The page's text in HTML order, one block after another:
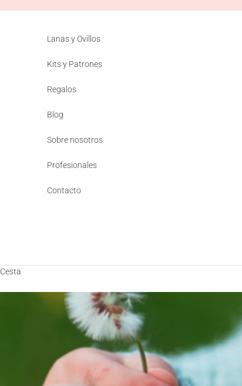
Lanas y Ovillos
Kits y Patrones
Regalos
Blog
Sobre nosotros
Profesionales
Contacto
Cesta